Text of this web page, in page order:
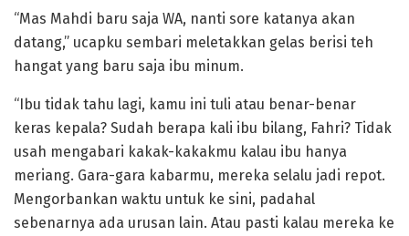
“Mas Mahdi baru saja WA, nanti sore katanya akan
datang,” ucapku sembari meletakkan gelas berisi teh
hangat yang baru saja ibu minum.
“Ibu tidak tahu lagi, kamu ini tuli atau benar-benar
keras kepala? Sudah berapa kali ibu bilang, Fahri? Tidak
usah mengabari kakak-kakakmu kalau ibu hanya
meriang. Gara-gara kabarmu, mereka selalu jadi repot.
Mengorbankan waktu untuk ke sini, padahal
sebenarnya ada urusan lain. Atau pasti kalau mereka ke